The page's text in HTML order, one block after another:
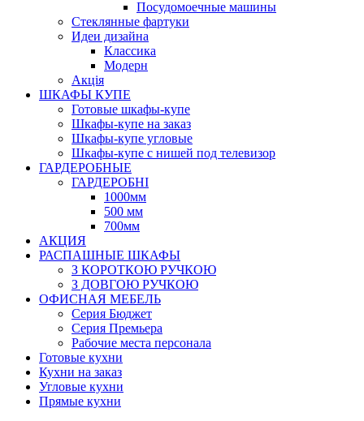
Посудомоечные машины
Стеклянные фартуки
Идеи дизайна
Класcика
Модерн
Акція
ШКАФЫ КУПЕ
Готовые шкафы-купе
Шкафы-купе на заказ
Шкафы-купе угловые
Шкафы-купе с нишей под телевизор
ГАРДЕРОБНЫЕ
ГАРДЕРОБНІ
1000мм
500 мм
700мм
АКЦИЯ
РАСПАШНЫЕ ШКАФЫ
З КОРОТКОЮ РУЧКОЮ
З ДОВГОЮ РУЧКОЮ
ОФИСНАЯ МЕБЕЛЬ
Серия Бюджет
Серия Премьера
Рабочие места персонала
Готовые кухни
Кухни на заказ
Угловые кухни
Прямые кухни